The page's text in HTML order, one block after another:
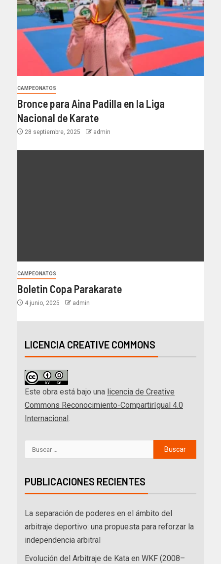
CAMPEONATOS
Bronce para Aina Padilla en la Liga
Nacional de Karate
28 septiembre, 2025 admin
CAMPEONATOS
Boletin Copa Parakarate
4 junio, 2025 admin
LICENCIA CREATIVE COMMONS
Este obra está bajo una licencia de Creative
Commons Reconocimiento-CompartirIgual 4.0
Internacional .
PUBLICACIONES RECIENTES
La separación de poderes en el ámbito del
arbitraje deportivo: una propuesta para reforzar la
independencia arbitral
Evolución del Arbitraje de Kata en WKF (2008–